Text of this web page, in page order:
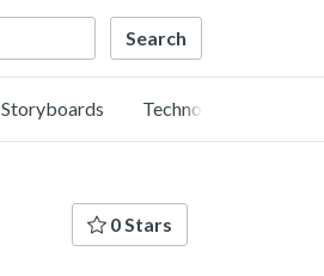
Storyboards Technology
0 Stars